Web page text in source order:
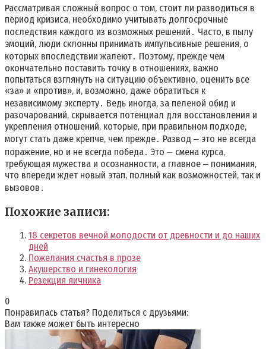
Рассматривая сложный вопрос о том‚ стоит ли разводиться в
период кризиса‚ необходимо учитывать долгосрочные
последствия каждого из возможных решений․ Часто‚ в пылу
эмоций‚ люди склонны принимать импульсивные решения‚ о
которых впоследствии жалеют․ Поэтому‚ прежде чем
окончательно поставить точку в отношениях‚ важно
попытаться взглянуть на ситуацию объективно‚ оценить все
«за» и «против»‚ и‚ возможно‚ даже обратиться к
независимому эксперту․ Ведь иногда‚ за пеленой обид и
разочарований‚ скрывается потенциал для восстановления и
укрепления отношений‚ которые‚ при правильном подходе‚
могут стать даже крепче‚ чем прежде․ Развод ‒ это не всегда
поражение‚ но и не всегда победа․ Это ⏤ смена курса‚
требующая мужества и осознанности‚ а главное ‒ понимания‚
что впереди ждет новый этап‚ полный как возможностей‚ так и
вызовов․
Похожие записи:
18 секретов вечной молодости от древности и до наших
дней
Пожелания счастья в прозе
Акушерство и гинекология
Резекция яичника
0
Понравилась статья? Поделиться с друзьями:
Вам также может быть интересно